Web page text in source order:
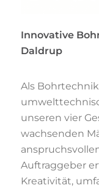
Innovative
Daldrup
Als
unseren vier
wachsenden
Auftraggeber
Kreativität,